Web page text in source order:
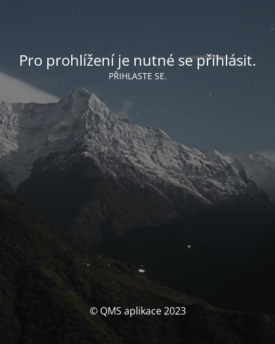
Pro prohlížení je nutné se přihlásit.
PŘIHLASTE SE.
© QMS aplikace 2023